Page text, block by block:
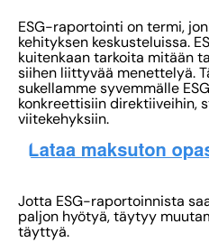
ESG-raportointi on termi,
kehityksen keskusteluissa.
kuitenkaan tarkoita mitään
siihen liittyvää menettelyä.
sukellamme syvemmälle
konkreettisiin direktiiveihin,
viitekehyksiin.
Jotta ESG-raportoinnista
paljon hyötyä, täytyy
täyttyä.